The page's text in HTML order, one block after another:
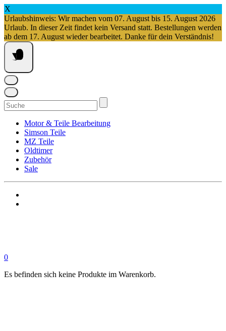
X
Urlaubshinweis: Wir machen vom 07. August bis 15. August 2026
Urlaub. In dieser Zeit findet kein Versand statt. Bestellungen werden
ab dem 17. August wieder bearbeitet. Danke für dein Verständnis!
Springe
zum
Inhalt
Suchen
nach:
Motor & Teile Bearbeitung
Simson Teile
MZ Teile
Oldtimer
Zubehör
Sale
0
Es befinden sich keine Produkte im Warenkorb.